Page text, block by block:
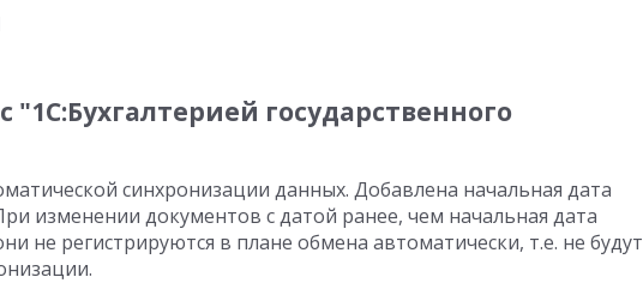
"1С:Бухгалтерией государственного
синхронизации данных. Добавлена начальная дата
изменении документов с датой ранее, чем начальная дата
не регистрируются в плане обмена автоматически, т.е. не будут